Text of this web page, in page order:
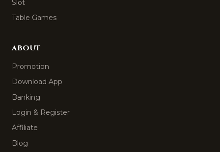
Slot
Table Games
ABOUT
Promotion
Download App
Banking
Login & Register
Affiliate
Blog